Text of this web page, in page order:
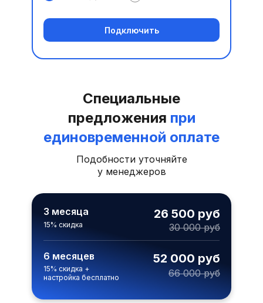
Подключить
Специальные
предложения при
единовременной оплате
6 месяцев
15% скидка +
настройка бесплатно
66 000 руб
52 000 руб
30 000 руб
26 500 руб
3 месяца
15% скидка
Подобности уточняйте
у менеджеров